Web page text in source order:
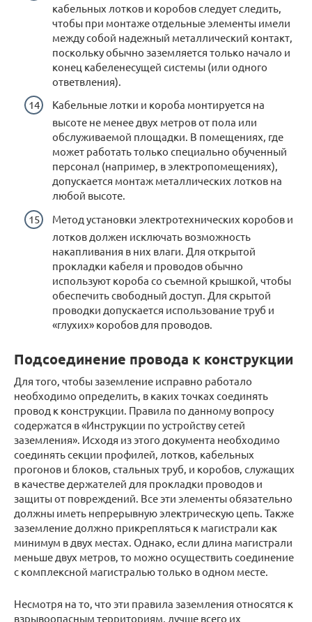
кабельных лотков и коробов следует следить,
чтобы при монтаже отдельные элементы имели
между собой надежный металлический контакт,
поскольку обычно заземляется только начало и
конец кабеленесущей системы (или одного
ответвления).
Кабельные лотки и короба монтируется на
высоте не менее двух метров от пола или
обслуживаемой площадки. В помещениях, где
может работать только специально обученный
персонал (например, в электропомещениях),
допускается монтаж металлических лотков на
любой высоте.
Метод установки электротехнических коробов и
лотков должен исключать возможность
накапливания в них влаги. Для открытой
прокладки кабеля и проводов обычно
используют короба со съемной крышкой, чтобы
обеспечить свободный доступ. Для скрытой
проводки допускается использование труб и
«глухих» коробов для проводов.
Подсоединение провода к конструкции
Для того, чтобы заземление исправно работало
необходимо определить, в каких точках соединять
провод к конструкции. Правила по данному вопросу
содержатся в «Инструкции по устройству сетей
заземления». Исходя из этого документа необходимо
соединять секции профилей, лотков, кабельных
прогонов и блоков, стальных труб, и коробов, служащих
в качестве держателей для прокладки проводов и
защиты от повреждений. Все эти элементы обязательно
должны иметь непрерывную электрическую цепь. Также
заземление должно прикрепляться к магистрали как
минимум в двух местах. Однако, если длина магистрали
меньше двух метров, то можно осуществить соединение
с комплексной магистралью только в одном месте.
Несмотря на то, что эти правила заземления относятся к
взрывоопасным территориям, лучше всего их